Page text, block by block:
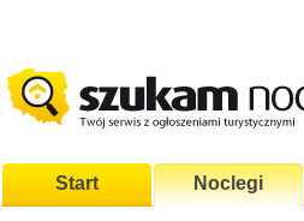
Start Noclegi